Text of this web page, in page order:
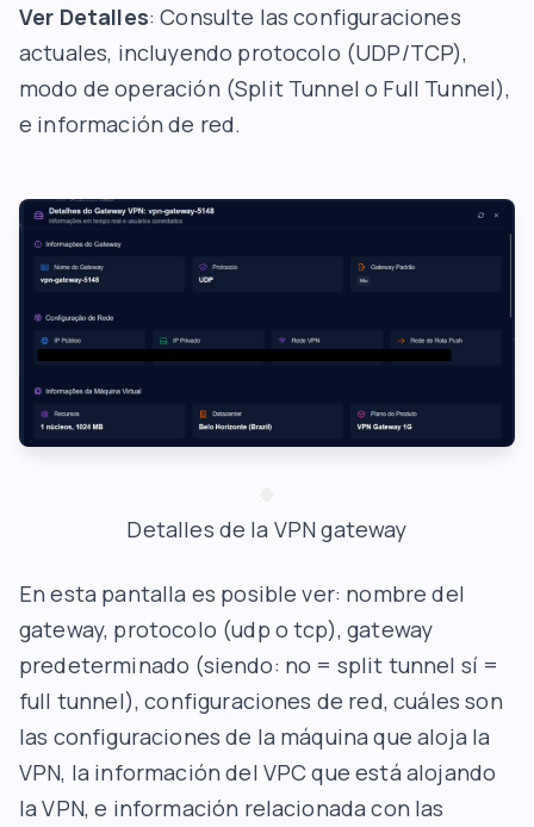
Ver Detalles: Consulte las configuraciones
actuales, incluyendo protocolo (UDP/TCP),
modo de operación (Split Tunnel o Full Tunnel),
e información de red.
Detalles de la VPN gateway
En esta pantalla es posible ver: nombre del
gateway, protocolo (udp o tcp), gateway
predeterminado (siendo: no = split tunnel sí =
full tunnel), configuraciones de red, cuáles son
las configuraciones de la máquina que aloja la
VPN, la información del VPC que está alojando
la VPN, e información relacionada con las